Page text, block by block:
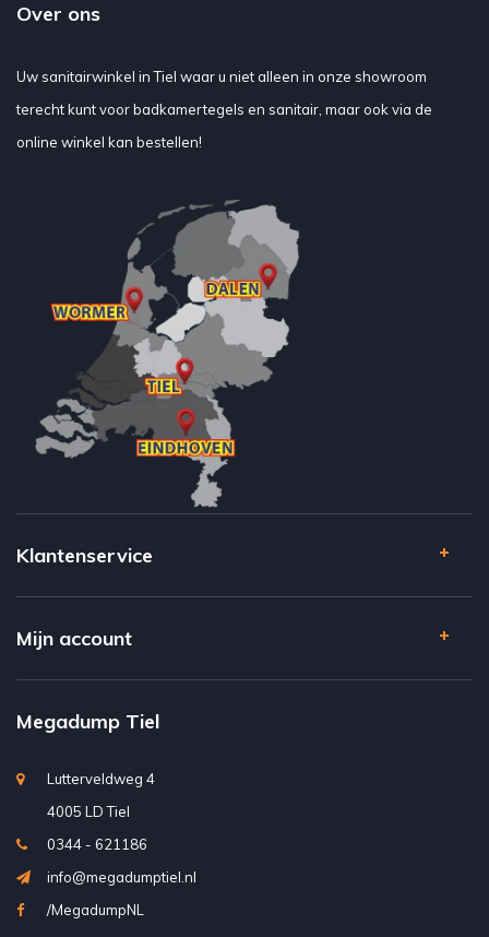
Over ons
Uw sanitairwinkel in Tiel waar u niet alleen in onze showroom
terecht kunt voor badkamertegels en sanitair, maar ook via de
online winkel kan bestellen!
Klantenservice
Mijn account
Megadump Tiel
Lutterveldweg 4
4005 LD Tiel
0344 - 621186
info@megadumptiel.nl
/MegadumpNL